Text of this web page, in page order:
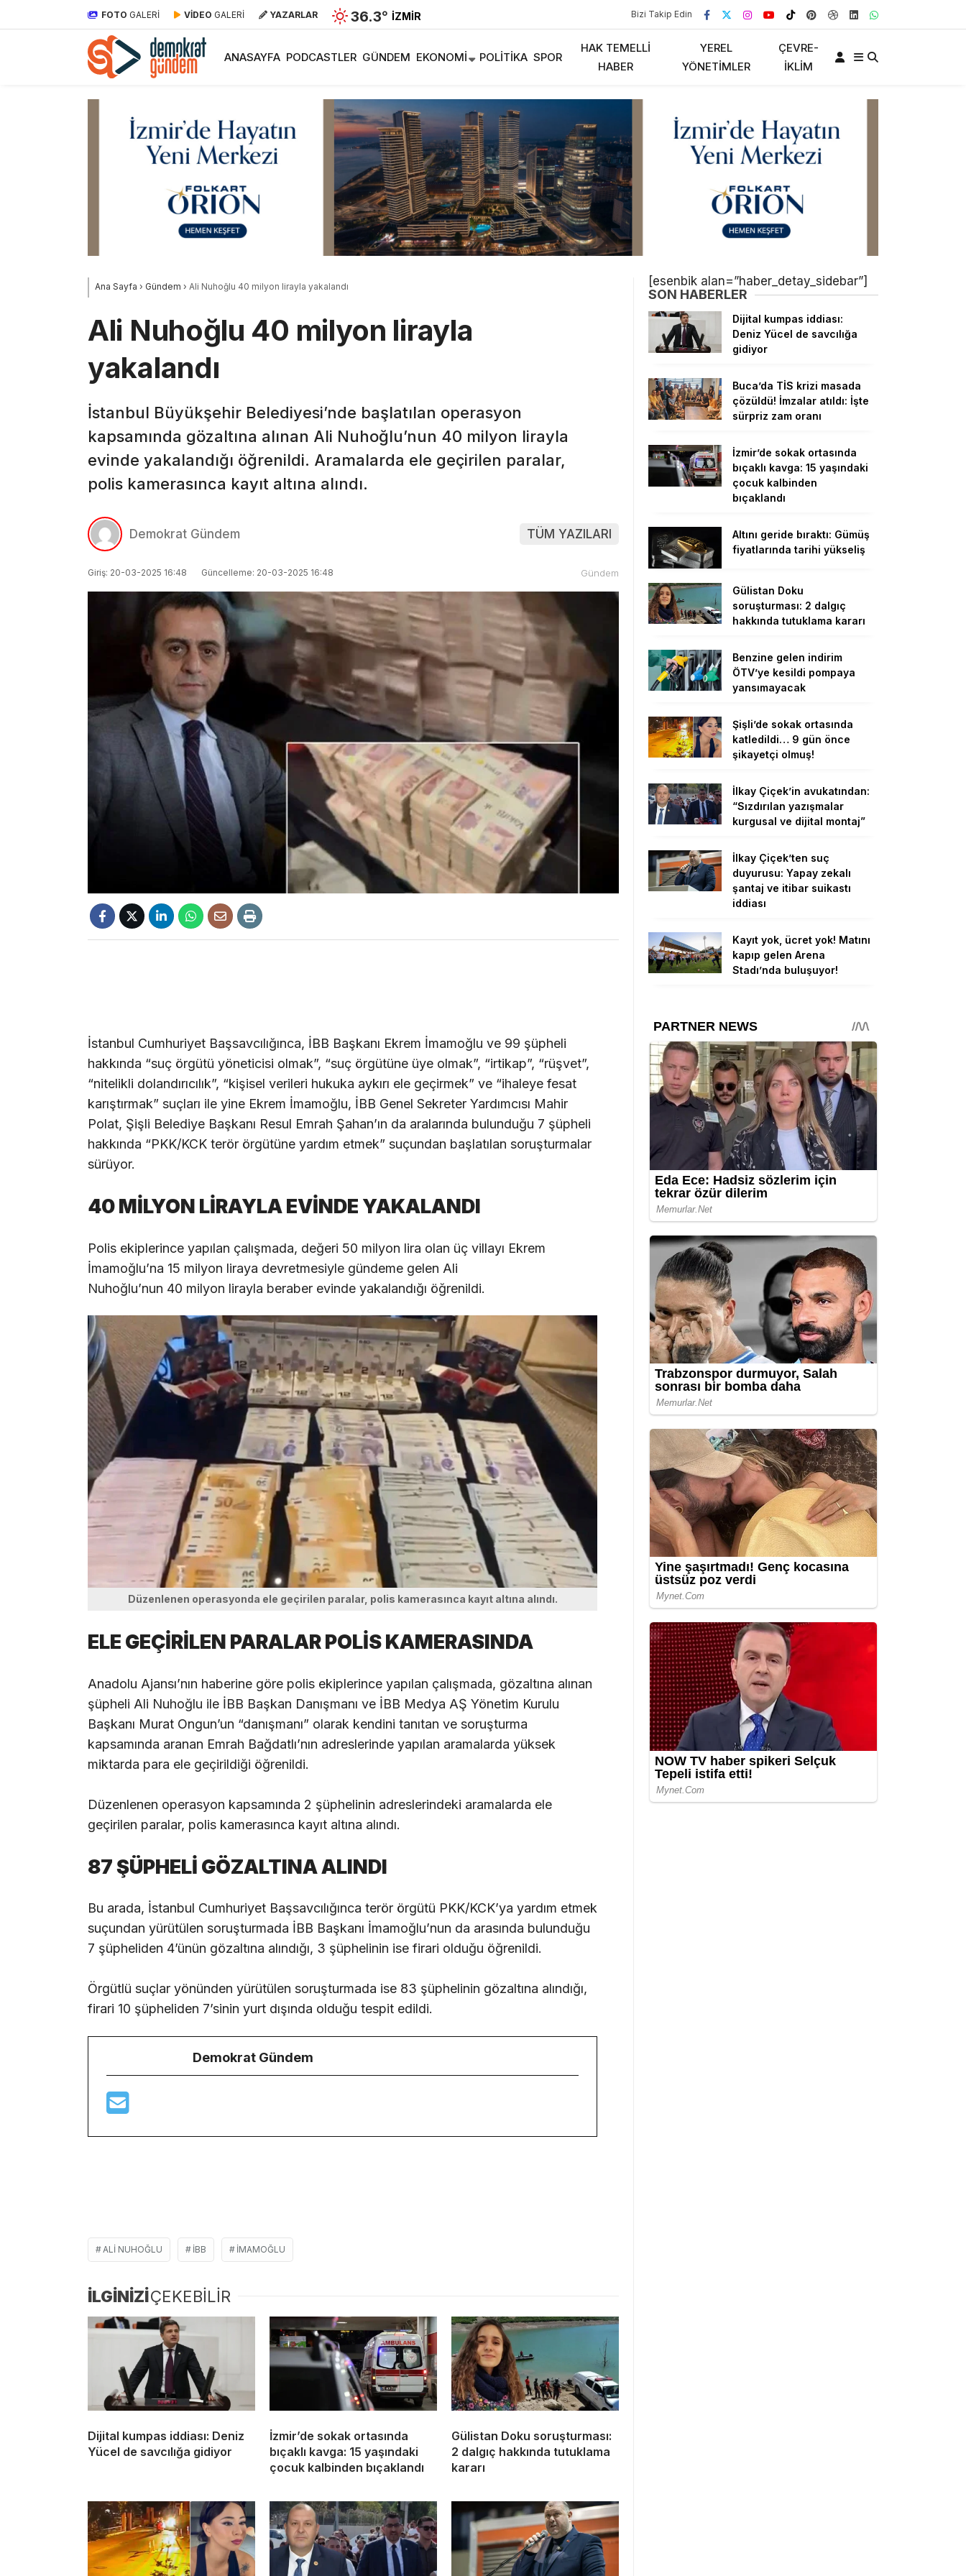
FOTO GALERİ VİDEO GALERİ YAZARLAR 36.3° İZMIR Bizi Takip Edin
ANASAYFA PODCASTLER GÜNDEM EKONOMI POLITIKA SPOR
HAK TEMELLI
HABER
YEREL
YÖNETIMLER
ÇEVRE-
İKLIM
Ana Sayfa › Gündem › Ali Nuhoğlu 40 milyon lirayla yakalandı
Ali Nuhoğlu 40 milyon lirayla
yakalandı
İstanbul Büyükşehir Belediyesi’nde başlatılan operasyon
kapsamında gözaltına alınan Ali Nuhoğlu’nun 40 milyon lirayla
evinde yakalandığı öğrenildi. Aramalarda ele geçirilen paralar,
polis kamerasınca kayıt altına alındı.
Demokrat Gündem TÜM YAZILARI
Giriş: 20-03-2025 16:48 Güncelleme: 20-03-2025 16:48 Gündem
İstanbul Cumhuriyet Başsavcılığınca, İBB Başkanı Ekrem İmamoğlu ve 99 şüpheli
hakkında “suç örgütü yöneticisi olmak”, “suç örgütüne üye olmak”, “irtikap”, “rüşvet”,
“nitelikli dolandırıcılık”, “kişisel verileri hukuka aykırı ele geçirmek” ve “ihaleye fesat
karıştırmak” suçları ile yine Ekrem İmamoğlu, İBB Genel Sekreter Yardımcısı Mahir
Polat, Şişli Belediye Başkanı Resul Emrah Şahan’ın da aralarında bulunduğu 7 şüpheli
hakkında “PKK/KCK terör örgütüne yardım etmek” suçundan başlatılan soruşturmalar
sürüyor.
40 MİLYON LİRAYLA EVİNDE YAKALANDI
Polis ekiplerince yapılan çalışmada, değeri 50 milyon lira olan üç villayı Ekrem
İmamoğlu’na 15 milyon liraya devretmesiyle gündeme gelen Ali
Nuhoğlu’nun 40 milyon lirayla beraber evinde yakalandığı öğrenildi.
Düzenlenen operasyonda ele geçirilen paralar, polis kamerasınca kayıt altına alındı.
ELE GEÇİRİLEN PARALAR POLİS KAMERASINDA
Anadolu Ajansı’nın haberine göre polis ekiplerince yapılan çalışmada, gözaltına alınan
şüpheli Ali Nuhoğlu ile İBB Başkan Danışmanı ve İBB Medya AŞ Yönetim Kurulu
Başkanı Murat Ongun’un “danışmanı” olarak kendini tanıtan ve soruşturma
kapsamında aranan Emrah Bağdatlı’nın adreslerinde yapılan aramalarda yüksek
miktarda para ele geçirildiği öğrenildi.
Düzenlenen operasyon kapsamında 2 şüphelinin adreslerindeki aramalarda ele
geçirilen paralar, polis kamerasınca kayıt altına alındı.
87 ŞÜPHELİ GÖZALTINA ALINDI
Bu arada, İstanbul Cumhuriyet Başsavcılığınca terör örgütü PKK/KCK’ya yardım etmek
suçundan yürütülen soruşturmada İBB Başkanı İmamoğlu’nun da arasında bulunduğu
7 şüpheliden 4’ünün gözaltına alındığı, 3 şüphelinin ise firari olduğu öğrenildi.
Örgütlü suçlar yönünden yürütülen soruşturmada ise 83 şüphelinin gözaltına alındığı,
firari 10 şüpheliden 7’sinin yurt dışında olduğu tespit edildi.
Demokrat Gündem
ALI NUHOĞLU IBB IMAMOĞLU
İLGİNİZİÇEKEBİLİR
Dijital kumpas iddiası: Deniz
Yücel de savcılığa gidiyor
İzmir’de sokak ortasında
bıçaklı kavga: 15 yaşındaki
çocuk kalbinden bıçaklandı
Gülistan Doku soruşturması:
2 dalgıç hakkında tutuklama
kararı
[esenbik alan=”haber_detay_sidebar”]
SON HABERLER
Dijital kumpas iddiası:
Deniz Yücel de savcılığa
gidiyor
Buca’da TİS krizi masada
çözüldü! İmzalar atıldı: İşte
sürpriz zam oranı
İzmir’de sokak ortasında
bıçaklı kavga: 15 yaşındaki
çocuk kalbinden
bıçaklandı
Altını geride bıraktı: Gümüş
fiyatlarında tarihi yükseliş
Gülistan Doku
soruşturması: 2 dalgıç
hakkında tutuklama kararı
Benzine gelen indirim
ÖTV’ye kesildi pompaya
yansımayacak
Şişli’de sokak ortasında
katledildi… 9 gün önce
şikayetçi olmuş!
İlkay Çiçek’in avukatından:
“Sızdırılan yazışmalar
kurgusal ve dijital montaj”
İlkay Çiçek’ten suç
duyurusu: Yapay zekalı
şantaj ve itibar suikastı
iddiası
Kayıt yok, ücret yok! Matını
kapıp gelen Arena
Stadı’nda buluşuyor!